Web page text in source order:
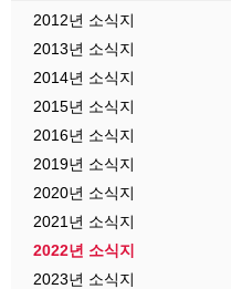
2012년 소식지
2013년 소식지
2014년 소식지
2015년 소식지
2016년 소식지
2019년 소식지
2020년 소식지
2021년 소식지
2022년 소식지
2023년 소식지